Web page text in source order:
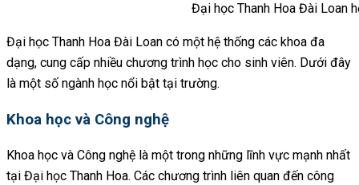
Đại học Thanh Hoa Đài Loan
Đại học Thanh Hoa Đài Loan có một hệ thống các khoa đa
dạng, cung cấp nhiều chương trình học cho sinh viên. Dưới đây
là một số ngành học nổi bật tại trường.
Khoa học và Công nghệ
Khoa học và Công nghệ là một trong những lĩnh vực mạnh nhất
tại Đại học Thanh Hoa. Các chương trình liên quan đến công